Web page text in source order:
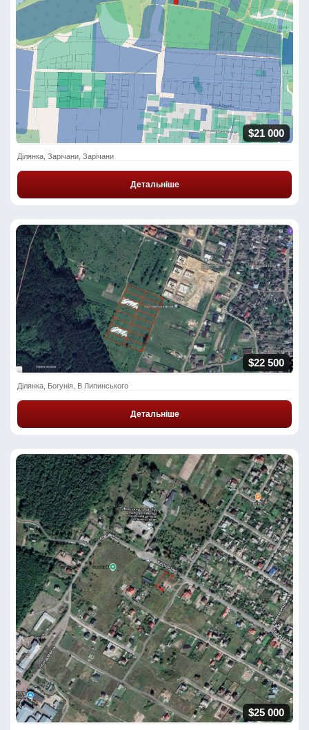
$21 000
Ділянка, Зарічани, Зарічани
Детальніше
$22 500
Ділянка, Богунія, В Липинського
Детальніше
$25 000